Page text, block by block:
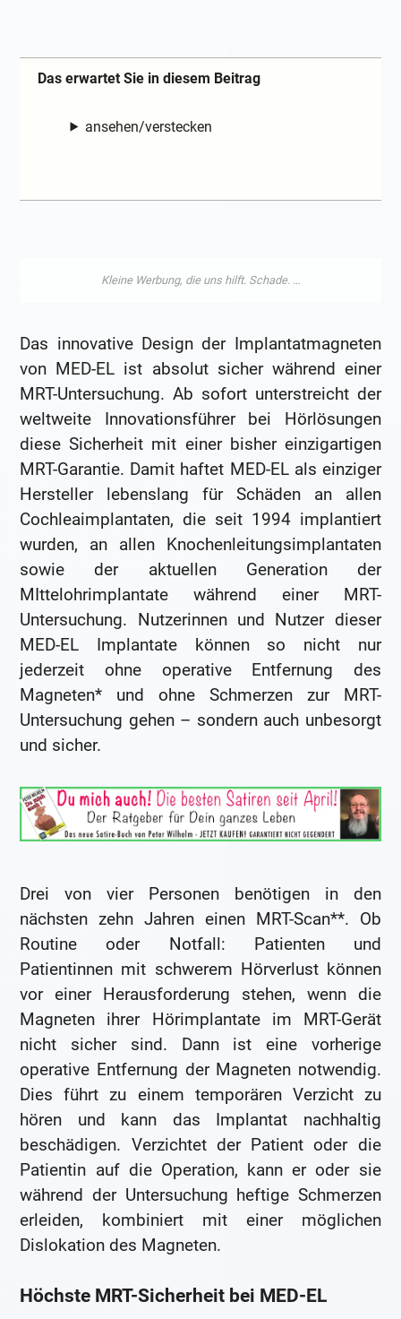
Das erwartet Sie in diesem Beitrag
ansehen/verstecken
Das innovative Design der Implantatmagneten
von MED-EL ist absolut sicher während einer
MRT-Untersuchung. Ab sofort unterstreicht der
weltweite Innovationsführer bei Hörlösungen
diese Sicherheit mit einer bisher einzigartigen
MRT-Garantie. Damit haftet MED-EL als einziger
Hersteller lebenslang für Schäden an allen
Cochleaimplantaten, die seit 1994 implantiert
wurden, an allen Knochenleitungsimplantaten
sowie der aktuellen Generation der
MIttelohrimplantate während einer MRT-
Untersuchung. Nutzerinnen und Nutzer dieser
MED-EL Implantate können so nicht nur
jederzeit ohne operative Entfernung des
Magneten* und ohne Schmerzen zur MRT-
Untersuchung gehen – sondern auch unbesorgt
und sicher.
Drei von vier Personen benötigen in den
nächsten zehn Jahren einen MRT-Scan**. Ob
Routine oder Notfall: Patienten und
Patientinnen mit schwerem Hörverlust können
vor einer Herausforderung stehen, wenn die
Magneten ihrer Hörimplantate im MRT-Gerät
nicht sicher sind. Dann ist eine vorherige
operative Entfernung der Magneten notwendig.
Dies führt zu einem temporären Verzicht zu
hören und kann das Implantat nachhaltig
beschädigen. Verzichtet der Patient oder die
Patientin auf die Operation, kann er oder sie
während der Untersuchung heftige Schmerzen
erleiden, kombiniert mit einer möglichen
Dislokation des Magneten.
Höchste MRT-Sicherheit bei MED-EL